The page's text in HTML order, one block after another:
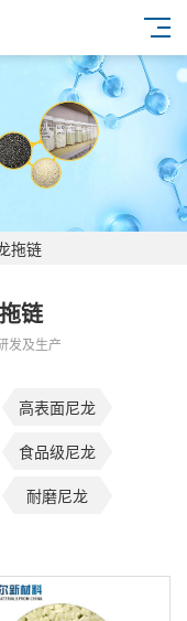
拖链
链
发及生产
高表面尼龙
食品级尼龙
耐磨尼龙